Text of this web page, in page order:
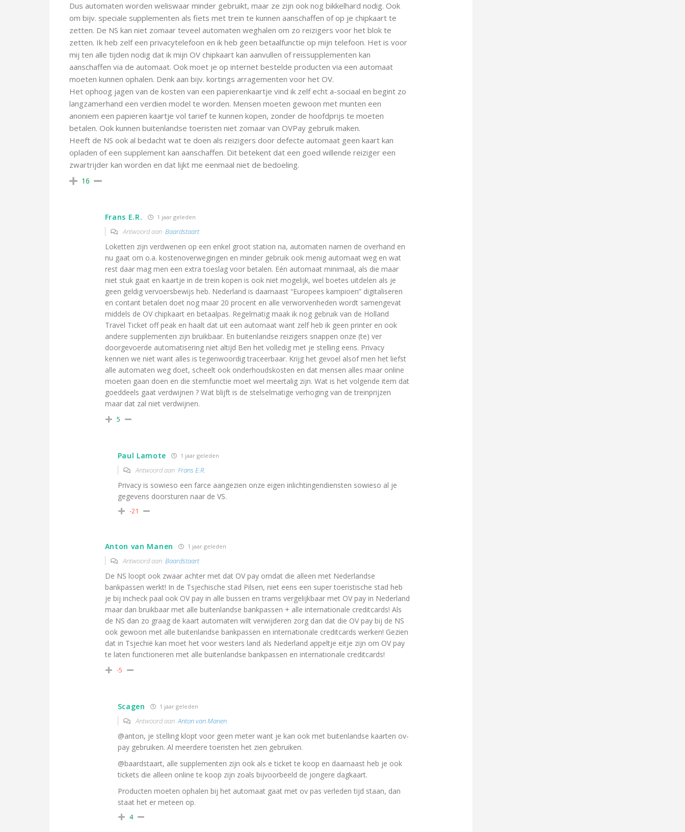
Dus automaten worden weliswaar minder gebruikt, maar ze zijn ook nog bikkelhard nodig. Ook
om bijv. speciale supplementen als fiets met trein te kunnen aanschaffen of op je chipkaart te
zetten. De NS kan niet zomaar teveel automaten weghalen om zo reizigers voor het blok te
zetten. Ik heb zelf een privacytelefoon en ik heb geen betaalfunctie op mijn telefoon. Het is voor
mij ten alle tijden nodig dat ik mijn OV chipkaart kan aanvullen of reissupplementen kan
aanschaffen via de automaat. Ook moet je op internet bestelde producten via een automaat
moeten kunnen ophalen. Denk aan bijv. kortings arragementen voor het OV.
Het ophoog jagen van de kosten van een papierenkaartje vind ik zelf echt a-sociaal en begint zo
langzamerhand een verdien model te worden. Mensen moeten gewoon met munten een
anoniem een papieren kaartje vol tarief te kunnen kopen, zonder de hoofdprijs te moeten
betalen. Ook kunnen buitenlandse toeristen niet zomaar van OVPay gebruik maken.
Heeft de NS ook al bedacht wat te doen als reizigers door defecte automaat geen kaart kan
opladen of een supplement kan aanschaffen. Dit betekent dat een goed willende reiziger een
zwartrijder kan worden en dat lijkt me eenmaal niet de bedoeling.
16
Frans E.R. 1 jaar geleden
Antwoord aan Baardstaart
Loketten zijn verdwenen op een enkel groot station na, automaten namen de overhand en
nu gaat om o.a. kostenoverwegingen en minder gebruik ook menig automaat weg en wat
rest daar mag men een extra toeslag voor betalen. Eén automaat minimaal, als die maar
niet stuk gaat en kaartje in de trein kopen is ook niet mogelijk, wel boetes uitdelen als je
geen geldig vervoersbewijs heb. Nederland is daarnaast “Europees kampioen” digitaliseren
en contant betalen doet nog maar 20 procent en alle verworvenheden wordt samengevat
middels de OV chipkaart en betaalpas. Regelmatig maak ik nog gebruik van de Holland
Travel Ticket off peak en haalt dat uit een automaat want zelf heb ik geen printer en ook
andere supplementen zijn bruikbaar. En buitenlandse reizigers snappen onze (te) ver
doorgevoerde automatisering niet altijd Ben het volledig met je stelling eens. Privacy
kennen we niet want alles is tegenwoordig traceerbaar. Krijg het gevoel alsof men het liefst
alle automaten weg doet, scheelt ook onderhoudskosten en dat mensen alles maar online
moeten gaan doen en die stemfunctie moet wel meertalig zijn. Wat is het volgende item dat
goeddeels gaat verdwijnen ? Wat blijft is de stelselmatige verhoging van de treinprijzen
maar dat zal niet verdwijnen.
5
Paul Lamote 1 jaar geleden
Antwoord aan Frans E.R.
Privacy is sowieso een farce aangezien onze eigen inlichtingendiensten sowieso al je
gegevens doorsturen naar de VS.
-21
Anton van Manen 1 jaar geleden
Antwoord aan Baardstaart
De NS loopt ook zwaar achter met dat OV pay omdat die alleen met Nederlandse
bankpassen werkt! In de Tsjechische stad Pilsen, niet eens een super toeristische stad heb
je bij incheck paal ook OV pay in alle bussen en trams vergelijkbaar met OV pay in Nederland
maar dan bruikbaar met alle buitenlandse bankpassen + alle internationale creditcards! Als
de NS dan zo graag de kaart automaten wilt verwijderen zorg dan dat die OV pay bij de NS
ook gewoon met alle buitenlandse bankpassen en internationale creditcards werken! Gezien
dat in Tsjechië kan moet het voor westers land als Nederland appeltje eitje zijn om OV pay
te laten functioneren met alle buitenlandse bankpassen en internationale creditcards!
-5
Scagen 1 jaar geleden
Antwoord aanAnton van Manen
@anton, je stelling klopt voor geen meter want je kan ook met buitenlandse kaarten ov-
pay gebruiken. Al meerdere toeristen het zien gebruiken.
@baardstaart, alle supplementen zijn ook als e ticket te koop en daarnaast heb je ook
tickets die alleen online te koop zijn zoals bijvoorbeeld de jongere dagkaart.
Producten moeten ophalen bij het automaat gaat met ov pas verleden tijd staan, dan
staat het er meteen op.
4